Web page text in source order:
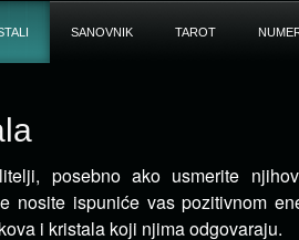
SANOVNIK TAROT
posebno ako usmerite
nosite ispuniće vas pozitivnom
i kristala koji njima odgovaraju.